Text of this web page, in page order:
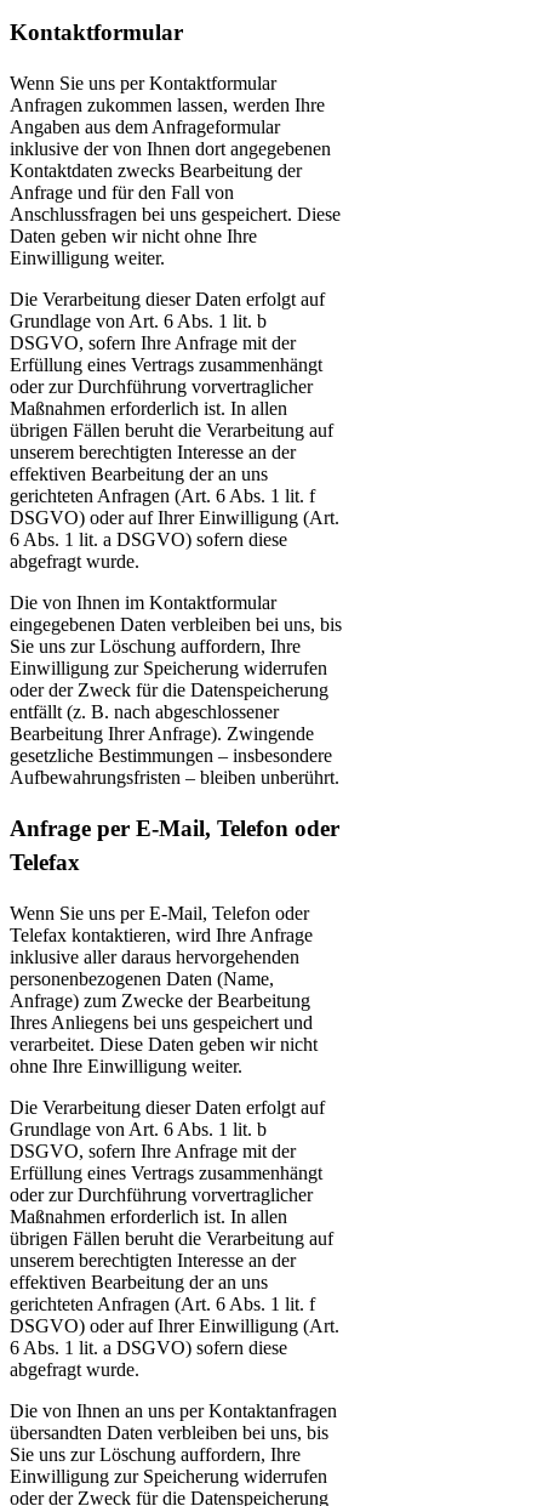
Kontaktformular
Wenn Sie uns per Kontaktformular
Anfragen zukommen lassen, werden Ihre
Angaben aus dem Anfrageformular
inklusive der von Ihnen dort angegebenen
Kontaktdaten zwecks Bearbeitung der
Anfrage und für den Fall von
Anschlussfragen bei uns gespeichert. Diese
Daten geben wir nicht ohne Ihre
Einwilligung weiter.
Die Verarbeitung dieser Daten erfolgt auf
Grundlage von Art. 6 Abs. 1 lit. b
DSGVO, sofern Ihre Anfrage mit der
Erfüllung eines Vertrags zusammenhängt
oder zur Durchführung vorvertraglicher
Maßnahmen erforderlich ist. In allen
übrigen Fällen beruht die Verarbeitung auf
unserem berechtigten Interesse an der
effektiven Bearbeitung der an uns
gerichteten Anfragen (Art. 6 Abs. 1 lit. f
DSGVO) oder auf Ihrer Einwilligung (Art.
6 Abs. 1 lit. a DSGVO) sofern diese
abgefragt wurde.
Die von Ihnen im Kontaktformular
eingegebenen Daten verbleiben bei uns, bis
Sie uns zur Löschung auffordern, Ihre
Einwilligung zur Speicherung widerrufen
oder der Zweck für die Datenspeicherung
entfällt (z. B. nach abgeschlossener
Bearbeitung Ihrer Anfrage). Zwingende
gesetzliche Bestimmungen – insbesondere
Aufbewahrungsfristen – bleiben unberührt.
Anfrage per E-Mail, Telefon oder
Telefax
Wenn Sie uns per E-Mail, Telefon oder
Telefax kontaktieren, wird Ihre Anfrage
inklusive aller daraus hervorgehenden
personenbezogenen Daten (Name,
Anfrage) zum Zwecke der Bearbeitung
Ihres Anliegens bei uns gespeichert und
verarbeitet. Diese Daten geben wir nicht
ohne Ihre Einwilligung weiter.
Die Verarbeitung dieser Daten erfolgt auf
Grundlage von Art. 6 Abs. 1 lit. b
DSGVO, sofern Ihre Anfrage mit der
Erfüllung eines Vertrags zusammenhängt
oder zur Durchführung vorvertraglicher
Maßnahmen erforderlich ist. In allen
übrigen Fällen beruht die Verarbeitung auf
unserem berechtigten Interesse an der
effektiven Bearbeitung der an uns
gerichteten Anfragen (Art. 6 Abs. 1 lit. f
DSGVO) oder auf Ihrer Einwilligung (Art.
6 Abs. 1 lit. a DSGVO) sofern diese
abgefragt wurde.
Die von Ihnen an uns per Kontaktanfragen
übersandten Daten verbleiben bei uns, bis
Sie uns zur Löschung auffordern, Ihre
Einwilligung zur Speicherung widerrufen
oder der Zweck für die Datenspeicherung